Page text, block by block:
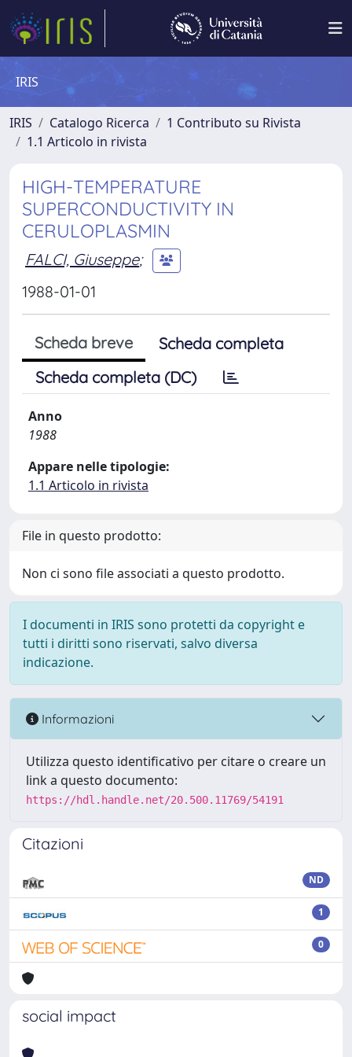
IRIS
IRIS Catalogo Ricerca
1 Contributo su Rivista
1.1 Articolo in rivista
HIGH-TEMPERATURE
SUPERCONDUCTIVITY IN
CERULOPLASMIN
FALCI, Giuseppe;
1988-01-01
Scheda breve
Scheda completa
Scheda completa (DC)
Anno
1988
Appare nelle tipologie:
1.1 Articolo in rivista
File in questo prodotto:
Non ci sono file associati a questo prodotto.
I documenti in IRIS sono protetti da copyright e
tutti i diritti sono riservati, salvo diversa
indicazione.
Informazioni
Utilizza questo identificativo per citare o creare un
link a questo documento:
https://hdl.handle.net/20.500.11769/54191
Citazioni
ND
1
0
social impact